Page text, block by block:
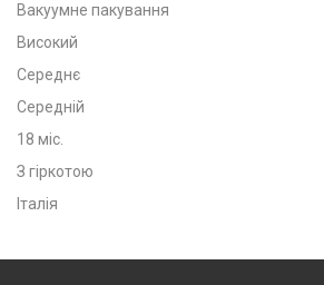
Вакуумне пакування
Високий
Середнє
Середній
18 міс.
З гіркотою
Італія